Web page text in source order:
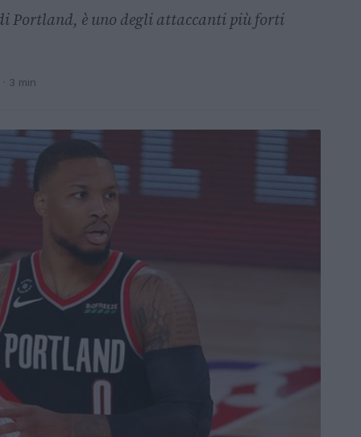
Portland, è uno degli attaccanti più forti
· 3 min